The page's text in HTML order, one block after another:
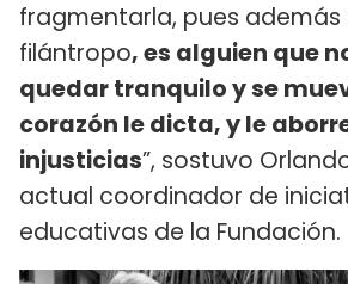
fragmentarla, pues
filántropo, es alguien que
quedar tranquilo y se
corazón le dicta, y le
injusticias”, sostuvo
actual coordinador de
educativas de la Fundación.